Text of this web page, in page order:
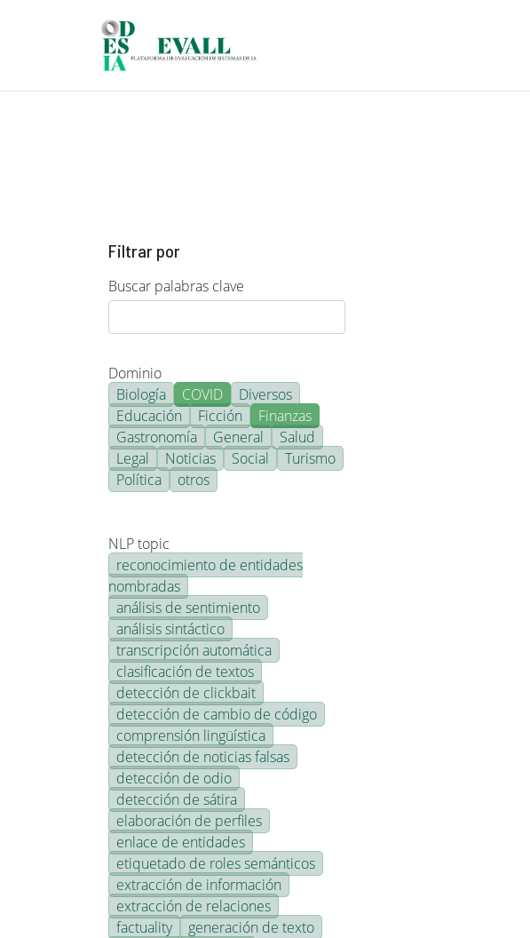
Filtrar por
Buscar palabras clave
Dominio
Biología
COVID
Diversos
Educación
Ficción
Finanzas
Gastronomía
General
Salud
Legal
Noticias Social
Turismo
Política
otros
NLP topic
reconocimiento de entidades
nombradas
análisis de sentimiento
análisis sintáctico
transcripción automática
clasificación de textos
detección de clickbait
detección de cambio de código
comprensión lingüística
detección de noticias falsas
detección de odio
detección de sátira
elaboración de perfiles
enlace de entidades
etiquetado de roles semánticos
extracción de información
extracción de relaciones
factuality
generación de texto